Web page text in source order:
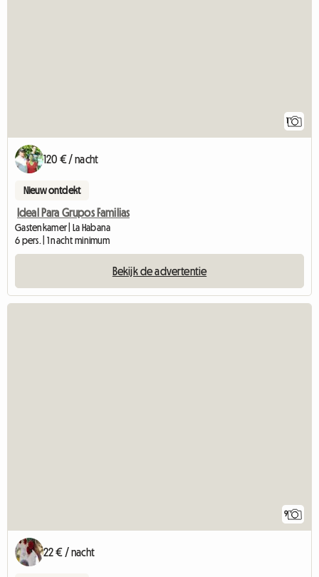
1
120 € / nacht
Nieuw ontdekt
Ideal Para Grupos Familias
Gastenkamer | La Habana
6 pers. | 1 nacht minimum
Bekijk de advertentie
9
22 € / nacht